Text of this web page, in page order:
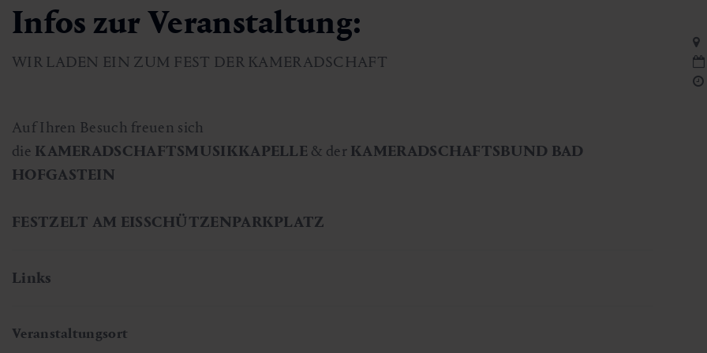
Skifahren & Snowboarden
Langlaufen
Kur
Sportmedizin
Kunst & Kultur
Gastein Card
Gastein von A-Z
Genuss und Kulinarik
Infos zur Veranstaltung:
WIR LADEN EIN ZUM FEST DER KAMERADSCHAFT
Auf Ihren Besuch freuen sich
die KAMERADSCHAFTSMUSIKKAPELLE & der KAMERADSCHAFTSBUND BAD
HOFGASTEIN
FESTZELT AM EISSCHÜTZENPARKPLATZ
Links
Veranstaltungsort